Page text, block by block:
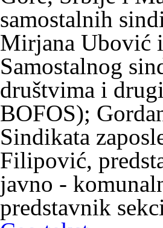
samostalnih
Mirjana Ubović
Samostalnog
društvima i
BOFOS);
Sindikata
Filipović,
javno -
predstavnik